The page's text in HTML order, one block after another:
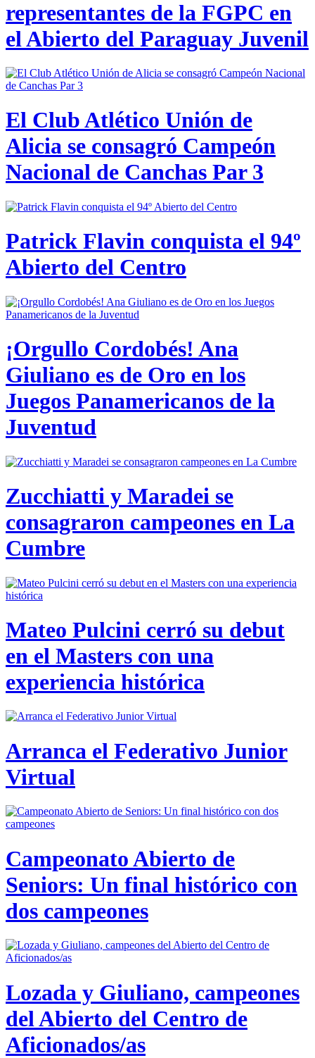
representantes de la FGPC en
el Abierto del Paraguay Juvenil
El Club Atlético Unión de
Alicia se consagró Campeón
Nacional de Canchas Par 3
Patrick Flavin conquista el 94º
Abierto del Centro
¡Orgullo Cordobés! Ana
Giuliano es de Oro en los
Juegos Panamericanos de la
Juventud
Zucchiatti y Maradei se
consagraron campeones en La
Cumbre
Mateo Pulcini cerró su debut
en el Masters con una
experiencia histórica
Arranca el Federativo Junior
Virtual
Campeonato Abierto de
Seniors: Un final histórico con
dos campeones
Lozada y Giuliano, campeones
del Abierto del Centro de
Aficionados/as